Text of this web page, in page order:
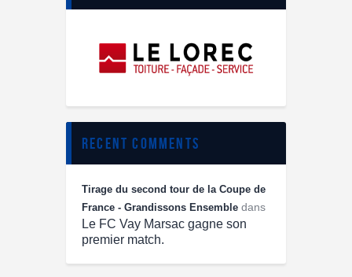
recent comments
Tirage du second tour de la Coupe de
France - Grandissons Ensemble dans
Le FC Vay Marsac gagne son
premier match.